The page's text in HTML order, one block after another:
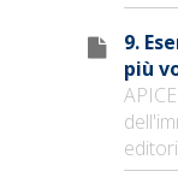
9.
più